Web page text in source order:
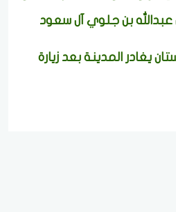
عبدالله بن جلوي آل سعود
يغادر المدينة بعد زيارة